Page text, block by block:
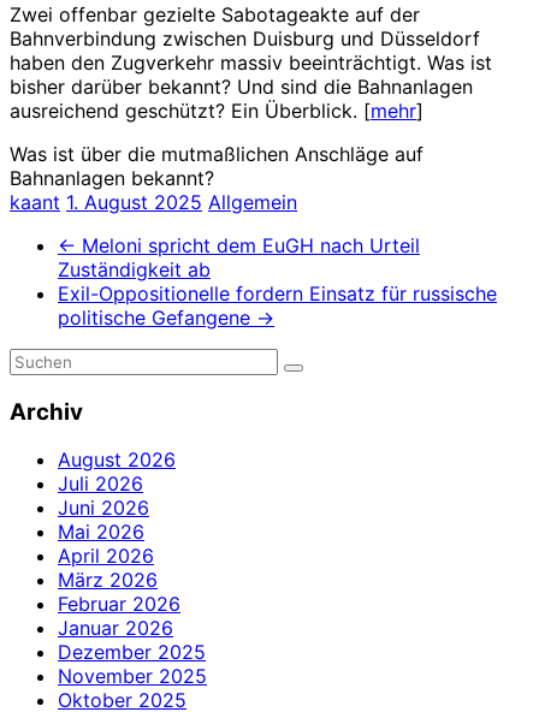
Zwei offenbar gezielte Sabotageakte auf der
Bahnverbindung zwischen Duisburg und Düsseldorf
haben den Zugverkehr massiv beeinträchtigt. Was ist
bisher darüber bekannt? Und sind die Bahnanlagen
ausreichend geschützt? Ein Überblick. [mehr]
Was ist über die mutmaßlichen Anschläge auf
Bahnanlagen bekannt?
kaant 1. August 2025 Allgemein
← Meloni spricht dem EuGH nach Urteil
Zuständigkeit ab
Exil-Oppositionelle fordern Einsatz für russische
politische Gefangene →
Archiv
August 2026
Juli 2026
Juni 2026
Mai 2026
April 2026
März 2026
Februar 2026
Januar 2026
Dezember 2025
November 2025
Oktober 2025